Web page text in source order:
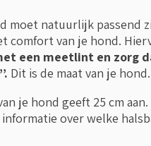
moet natuurlijk passend
comfort van je hond.
een meetlint en zorg
Dit is de maat van je
je hond geeft 25 cm
over welke